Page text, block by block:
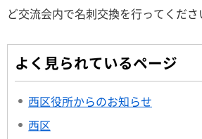
ど交流会内で名刺交換を行ってくださ
よく見られているページ
西区役所からのお知らせ
西区